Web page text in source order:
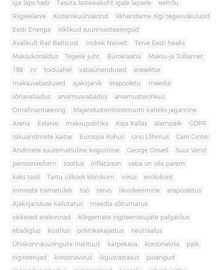
iga laps loeb Tasuta lasteaiakoht igale lapsele eelnõu
Riigieelarve Kodanikuühiskond Vähendame riigi tegevuskulusid
Eesti Energia riiklikud suurinvesteeringud
Avalikult Rail Balticust Indrek Neivelt Terve Eesti heaks
Maksukorraldus Tegelik juht Bürokraatia Maksu-ja Tolliamet
198 nr toiduahel vabaühendused erasektor
maksuvabastused ajakirjanik erapooletu meedia
sõnavabadus arvamusvabadus arvamusterohkus
Omafinantseering Majandusterritoorimumi kaheks jagamine
Arena Eelarve maksupoliitika Kaja Kallas alampalk GDPR
Isikuandmete kaitse Euroopa Kohus Uno Lõhmus Carri Ginter
Andmete suuremahuline kogumine George Orwell Suur Vend
pensionireform tootlus inflatsioon vaba on olla parem
kaks tooli Tartu ülikooli kliinikum viirus eriolukord
inimeste toimetulek töö tervis likvideerimine erapooletus
Ajakirjanduse kallutatus meedia sõltumatus
väikesed erakonnad Kõrgemate riigiteenistujate palgatõus
ebaõiglus küsitlus poliitikakajastus neutraalus
Ühiskonnauuringute Instituut kärpekava koroonakriis palk
riigiteenijad koroonaviirus õigusvastasus piirangud